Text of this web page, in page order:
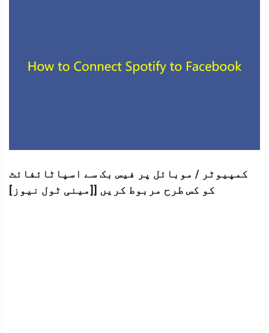
کمپیوٹر / موبائل پر فیس بک سے اسپاٹائفائٹ
کو کس طرح مربوط کریں [[مینی ٹول نیوز]